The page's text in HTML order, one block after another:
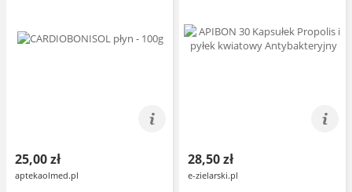
25,00 zł
aptekaolmed.pl
28,50 zł
e-zielarski.pl